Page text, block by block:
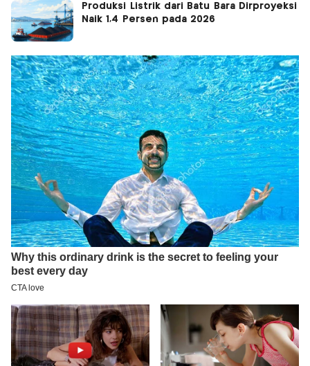
Produksi Listrik dari Batu Bara Dirproyeksi
Naik 1,4 Persen pada 2026